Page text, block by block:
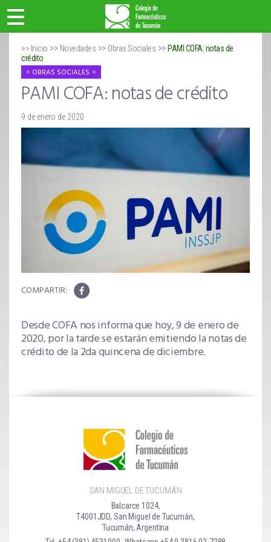
>> Inicio >> Novedades >> Obras Sociales >> PAMI COFA: notas de
crédito
OBRAS SOCIALES
PAMI COFA: notas de crédito
9 de enero de 2020
Desde COFA nos informa que hoy, 9 de enero de
2020, por la tarde se estarán emitiendo la notas de
crédito de la 2da quincena de diciembre.
SAN MIGUEL DE TUCUMÁN
Balcarce 1024,
T4001JDD, San Miguel de Tucumán,
Tucumán, Argentina